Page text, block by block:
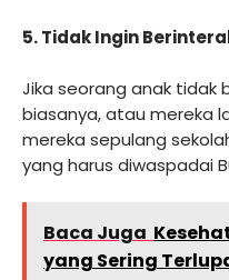
5. Tidak Ingin
Jika seorang anak tidak
biasanya, atau mereka
mereka sepulang
yang harus diwaspadai
Baca Juga
yang Sering